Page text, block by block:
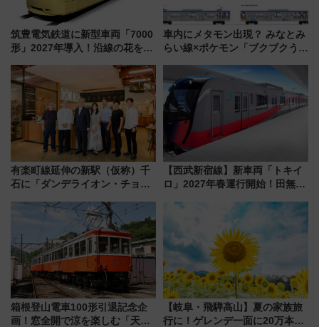
筑豊電気鉄道に新型車両「7000
形」2027年導入！沿線の花をイ
内は落ち着いたゆとりある空間
に
車内にメタモン出現？ みなとみ
らい線×ポケモン「ブクブクうみ
行開始に！ この夏は直通列車で
横浜へ！
有楽町線延伸の新駅（仮称）千
石に「ダンデライオン・チョコ
1億円出資で挑む新時代のまちづ
くりとは？
【西武新宿線】新車両「トキイ
ロ」2027年春運行開始！田無・
「第2弾」も
箱根登山電車100形引退記念企
画！窓全開で涼を楽しむ「天然
【岐阜・飛騨高山】夏の家族旅
行に！ゲレンデ一面に20万本の